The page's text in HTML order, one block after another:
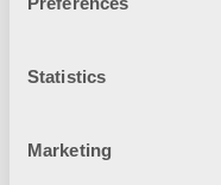
Statistics
MarketingЕтичний кодекс